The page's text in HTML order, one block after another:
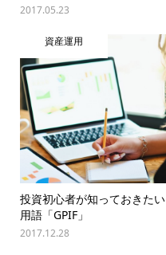
2017.05.23
資産運用
投資初心者が知っておきたい
用語「GPIF」
2017.12.28